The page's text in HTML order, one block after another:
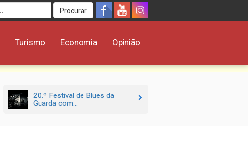
Procurar
Turismo Economia Opinião
20.º Festival de Blues da
Guarda com...